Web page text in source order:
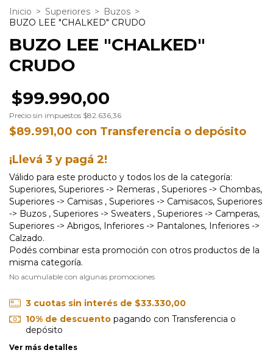
Inicio > Superiores > Buzos >
BUZO LEE "CHALKED" CRUDO
BUZO LEE "CHALKED"
CRUDO
$99.990,00
Precio sin impuestos $82.636,36
$89.991,00 con Transferencia o depósito
¡Llevá 3 y pagá 2!
Válido para este producto y todos los de la categoría:
Superiores, Superiores -> Remeras , Superiores -> Chombas,
Superiores -> Camisas , Superiores -> Camisacos, Superiores
-> Buzos , Superiores -> Sweaters , Superiores -> Camperas,
Superiores -> Abrigos, Inferiores -> Pantalones, Inferiores ->
Calzado.
Podés combinar esta promoción con otros productos de la
misma categoría.
No acumulable con algunas promociones
3 cuotas sin interés de $33.330,00
10% de descuentopagando con Transferencia o
depósito
Ver más detalles